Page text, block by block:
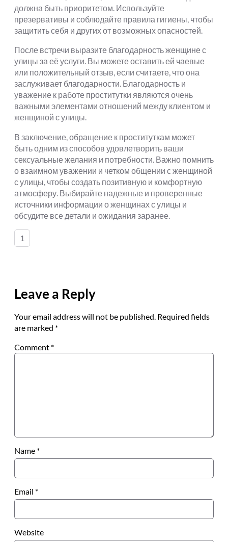
должна быть приоритетом. Используйте
презервативы и соблюдайте правила гигиены, чтобы
защитить себя и других от возможных опасностей.
После встречи выразите благодарность женщине с
улицы за её услуги. Вы можете оставить ей чаевые
или положительный отзыв, если считаете, что она
заслуживает благодарности. Благодарность и
уважение к работе проститутки являются очень
важными элементами отношений между клиентом и
женщиной с улицы.
В заключение, обращение к проституткам может
быть одним из способов удовлетворить ваши
сексуальные желания и потребности. Важно помнить
о взаимном уважении и четком общении с женщиной
с улицы, чтобы создать позитивную и комфортную
атмосферу. Выбирайте надежные и проверенные
источники информации о женщинах с улицы и
обсудите все детали и ожидания заранее.
1
Leave a Reply
Your email address will not be published. Required fields
are marked *
Comment *
Name *
Email *
Website